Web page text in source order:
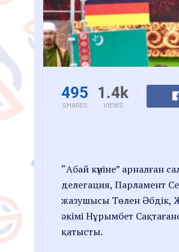
495
SHARES
1.4k
VIEWS
“Абай күніне” арналған
делегация, Парламент
жазушысы Төлен Әбдік,
әкімі Нұрымбет
қатысты.